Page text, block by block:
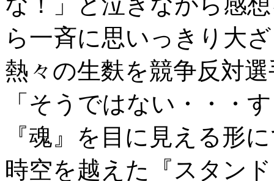
ら一斉に思いっきり大
熱々の生麩を競争反対
「そうではない・・・
『魂』を目に見える形
時空を越えた『スタン